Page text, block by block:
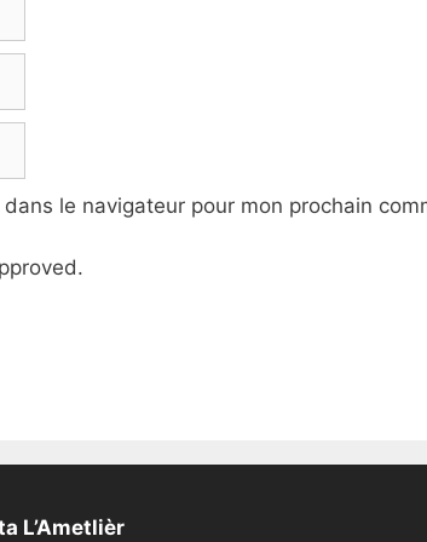
le navigateur pour mon prochain
L’Ametlièr